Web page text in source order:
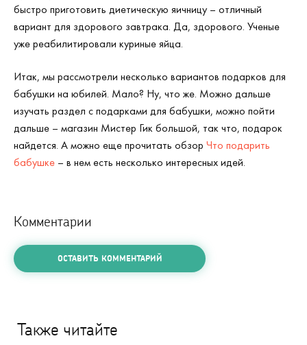
быстро приготовить диетическую яичницу – отличный
вариант для здорового завтрака. Да, здорового. Ученые
уже реабилитировали куриные яйца.
Итак, мы рассмотрели несколько вариантов подарков для
бабушки на юбилей. Мало? Ну, что же. Можно дальше
изучать раздел с подарками для бабушки, можно пойти
дальше – магазин Мистер Гик большой, так что, подарок
найдется. А можно еще прочитать обзор Что подарить
бабушке – в нем есть несколько интересных идей.
Комментарии
ОСТАВИТЬ КОММЕНТАРИЙ
Также читайте